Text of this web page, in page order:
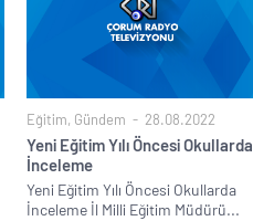
Eğitim, Gündem 28.08.2022
Yeni Eğitim Yılı Öncesi Okullarda
İnceleme
Yeni Eğitim Yılı Öncesi Okullarda
İnceleme İl Milli Eğitim Müdürü...